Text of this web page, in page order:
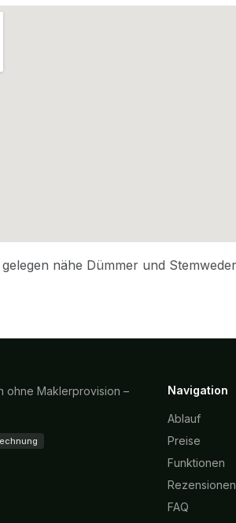
ohne Maklerprovision –
Navigation
Ablauf
Preise
Funktionen
Rezensionen
FAQ